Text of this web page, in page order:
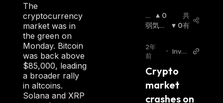
The
cryptocurrency
market was in
the green on
Monday. Bitcoin
was back above
$85,000, leading
a broader rally
in altcoins.
Solana and XRP
強
気
場:
0
弱気相
0
共
有
2年
前
• Invez
Crypto
market
crashes on